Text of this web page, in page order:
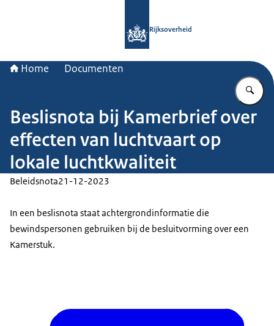
Rijksoverheid
Home Documenten
Beslisnota bij Kamerbrief over
effecten van luchtvaart op
lokale luchtkwaliteit
Beleidsnota21-12-2023
In een beslisnota staat achtergrondinformatie die
bewindspersonen gebruiken bij de besluitvorming over een
Kamerstuk.